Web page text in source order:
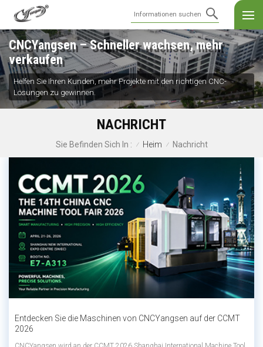
CNCYangsen – Schneller wachsen, mehr
verkaufen
Helfen Sie Ihren Kunden, mehr Projekte mit den richtigen CNC-
Lösungen zu gewinnen.
NACHRICHT
Sie Befinden Sich In : / Heim / Nachricht
Entdecken Sie die Maschinen von CNCYangsen auf der CCMT
2026